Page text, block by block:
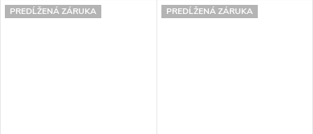
PREDĹŽENÁ ZÁRUKA PREDĹŽENÁ ZÁRUKA